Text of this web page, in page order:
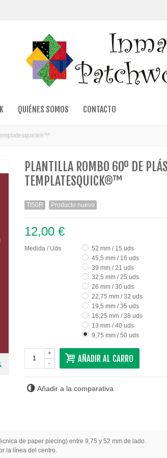
QUIÉNES SOMOS CONTACTO
PLANTILLA ROMBO 60º DE
TEMPLATESQUICK®™
TI50R Producto nuevo
12,00 €
Medida / Uds
52 mm / 15 uds
45,5 mm / 16 uds
39 mm / 21 uds
32,5 mm / 25 uds
26 mm / 30 uds
22,75 mm / 32 uds
19,5 mm / 35 uds
16,25 mm / 38 uds
13 mm / 40 uds
9,75 mm / 50 uds
-
+
AÑADIR AL CARRO
Añadir a la comparativa
de paper piecing) entre 9,75 y 52 mm de lado.
la línea del centro.